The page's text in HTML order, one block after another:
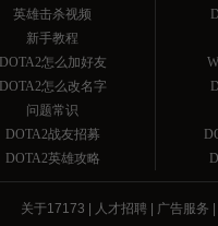
英雄击杀视频
新手教程
DOTA2怎么加好友
DOTA2怎么改名字
问题常识
DOTA2战友招募
DOTA2英雄攻略
关于17173 人才招聘 广告服务